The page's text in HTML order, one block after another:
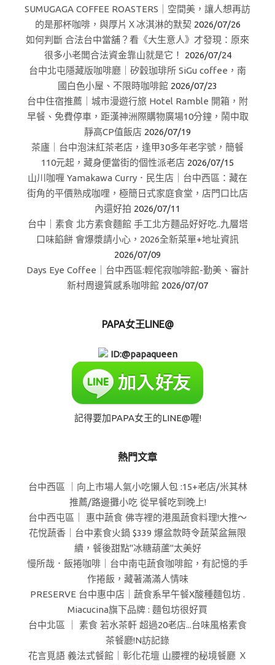
SUMUGAGA COFFEE ROASTERS｜空間美，讓人想再訪
的是那杯咖啡，與厚片Ｘ冰淇淋的默契 2026/07/26
如何判斷 合法台中當舖？看《大生意人》才發現：原來
很多小老闆合法資金靠山就是它！
2026/07/24
台中北屯隱藏版咖啡廳｜矽穀珈琲所 SiGu coffee，南
國白色小屋、不限時咖啡館 2026/07/23
台中住宿推薦｜城市漫遊行旅 Hotel Ramble 開箱，附
早餐、免費停車，距漢神洲際購物廣場10分鐘，鬧中取
靜高CP值飯店 2026/07/19
茶廬｜台中泡沫紅茶老店，逢甲30多年老字號，簡餐
110元起，藏身便當街的個性派老店 2026/07/15
山川咖喱 Yamakawa Curry．民生店｜台中西區：藏在
街角的平價熟成咖哩，極簡日式家庭食堂，店門口比店
內還好拍 2026/07/11
台中｜素食 北方素食麵館 手工北方麵品好好吃..九層塔
口味餡餅 會爆漿請小心，2026全新菜單+地址資訊
2026/07/09
Days Eye Coffee｜台中西區:輕侘寂咖啡館-勤美、審計
新村周邊質感系咖啡館 2026/07/07
PAPA女王LINE@
ID:@papaqueen
記得要加PAPA女王的LINE@喔!
熱門文章
台中西區 ｜向上市場人氣小吃懶人包 :15+老店/米其林
推薦/路邊攤小吃 從早餐吃到晚上!
台中西屯區｜ 惠中蔬食 佛寺裡的港風蔬食料理!大推～
花悅蔬香｜台中素食火鍋 $339 爆盆款時令蔬菜盆無限
續，餐後甜點"冰糖葫蘆"太美好
慢所哉．飯捲咖啡｜台中南屯蔬食咖啡館，有記憶的手
作捲飯，藏著滿滿人情味
PRESERVE 台中惠中店｜蔬食系早午餐X酸種麵包坊 .
Miacucina旗下品牌 : 麵包坊很好買
台中北區 ｜ 素食 若水茶軒 超過20老店...台味風格素食
茶餐廳!N訪記錄
花言覓語 義法式餐館｜彰化花壇 山腰裡的秘境餐廳 Ｘ